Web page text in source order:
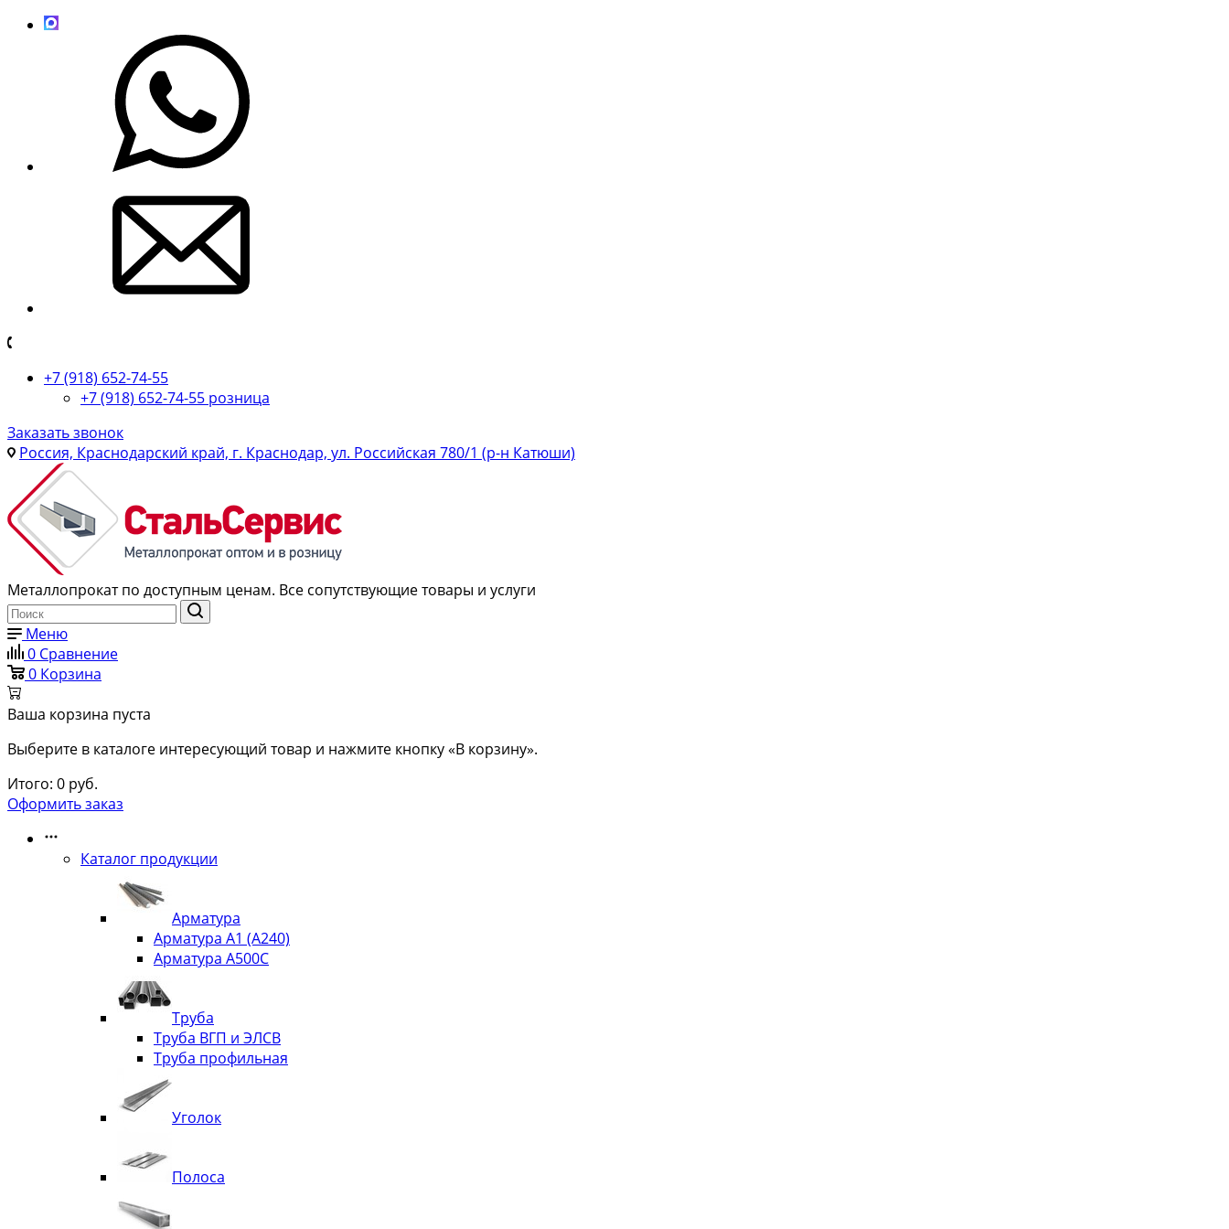
+7 (918) 652-74-55
+7 (918) 652-74-55 розница
Заказать звонок
Россия, Краснодарский край, г. Краснодар, ул. Российская 780/1 (р-н Катюши)
Металлопрокат по доступным ценам. Все сопутствующие товары и услуги
Меню
0 Сравнение
0 Корзина
Ваша корзина пуста
Выберите в каталоге интересующий товар и нажмите кнопку «В корзину».
Итого: 0 руб.
Оформить заказ
Каталог продукции
Арматура
Арматура А1 (А240)
Арматура А500С
Труба
Труба ВГП и ЭЛСВ
Труба профильная
Уголок
Полоса